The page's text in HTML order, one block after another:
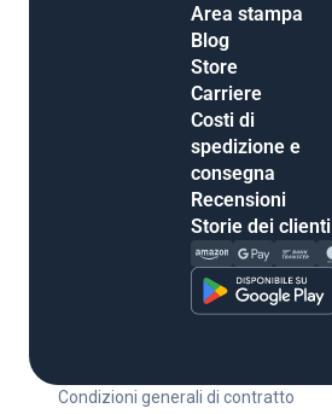
Area stampa
Blog
Store
Carriere
Costi di
spedizione e
consegna
Recensioni
Storie dei clienti
Condizioni generali di contratto